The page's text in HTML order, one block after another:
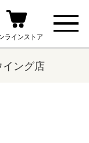
イング店